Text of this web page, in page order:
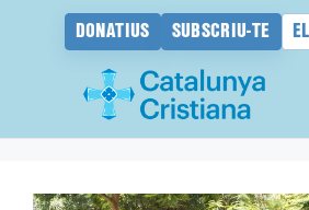
DONATIUS SUBSCRIU-TE
contingut